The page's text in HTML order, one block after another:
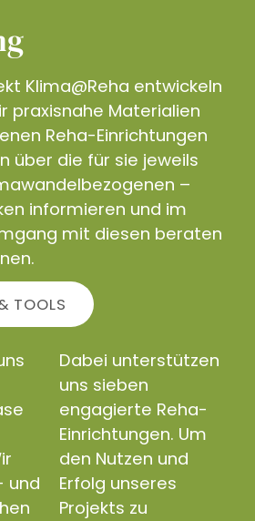
Klima@Reha entwickeln
praxisnahe Materialien
Reha-Einrichtungen
über die für sie jeweils
–
informieren und im
mit diesen beraten
TOOLS
und
Dabei unterstützen
uns sieben
engagierte Reha-
Einrichtungen. Um
den Nutzen und
Erfolg unseres
Projekts zu